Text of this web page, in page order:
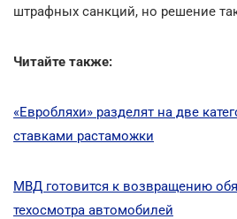
штрафных санкций, но решение
Читайте также:
«Евробляхи» разделят на две
ставками растаможки
МВД готовится к возвращению
техосмотра автомобилей